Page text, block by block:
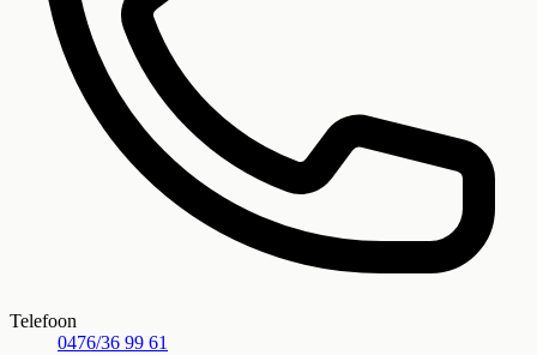
Telefoon
0476/36 99 61